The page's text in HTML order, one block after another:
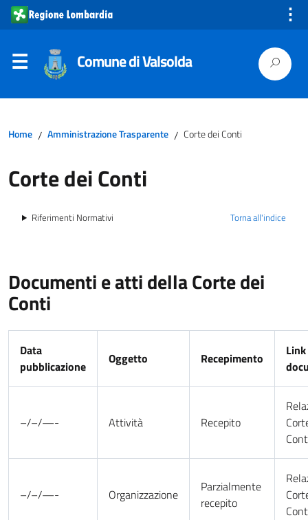
⋮
Comune di Valsolda
Home / Amministrazione Trasparente / Corte dei Conti
Corte dei Conti
Torna all'indice
Riferimenti Normativi
Documenti e atti della Corte dei
Conti
Data
pubblicazione
Oggetto Recepimento
–/–/—- Attività Recepito
–/–/—- Organizzazione
Parzialmente
recepito